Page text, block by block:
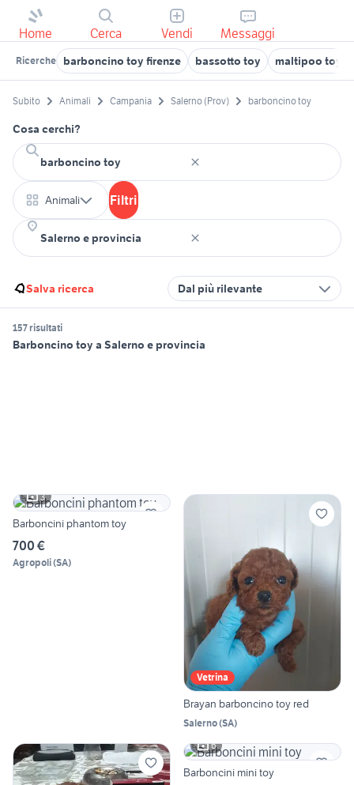
Home Cerca Vendi Messaggi
Ricerche barboncino toy firenze bassotto toy maltipoo toy
Subito Animali Campania Salerno (Prov) barboncino toy
Cosa cerchi?
Animali Filtri
Salva ricerca Dal più rilevante
157 risultati
Barboncino toy a Salerno e provincia
3
Barboncini phantom toy
700 €
Agropoli(SA)
Vetrina
Brayan barboncino toy red
Salerno(SA)
6
Barboncini mini toy